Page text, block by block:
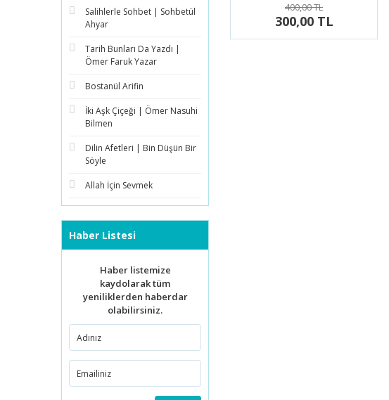
Salihlerle Sohbet | Sohbetül
Ahyar
Tarih Bunları Da Yazdı |
Ömer Faruk Yazar
Bostanül Arifin
İki Aşk Çiçeği | Ömer Nasuhi
Bilmen
Dilin Afetleri | Bin Düşün Bir
Söyle
Allah İçin Sevmek
Haber Listesi
Haber listemize
kaydolarak tüm
yeniliklerden haberdar
olabilirsiniz.
400,00 TL
300,00 TL